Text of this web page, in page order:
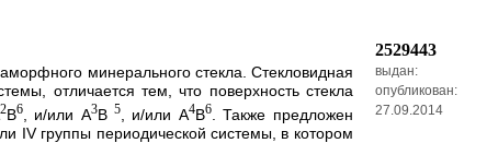
минерального стекла. Стекловидная
отличается тем, что поверхность стекла
2B6, и/или А3В 5, и/или А4В6. Также предложен
IV группы периодической системы, в котором
2529443
выдан:
опубликован:
27.09.2014